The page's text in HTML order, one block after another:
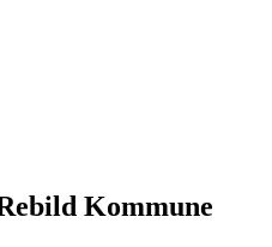
Kommune